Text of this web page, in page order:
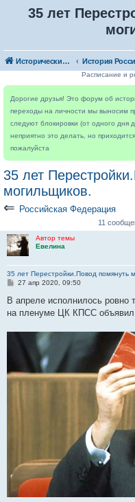
35 лет
Исторический форум История
Расписание и
Дорогие друзья! Это форум об
переходы на личности мы выносим
следуют блокировки (от одного
неприятно это делать, но
пожалуйста
35 лет
могильщиков.
⇐ Российская Федерация
11
Автор темы
Евелина
35 лет Перестройки.Повод помянуть
С
о
щ
н
27 апр 2020, 09:50
В апреле исполнилось ровно
на пленуме ЦК КПСС объявил